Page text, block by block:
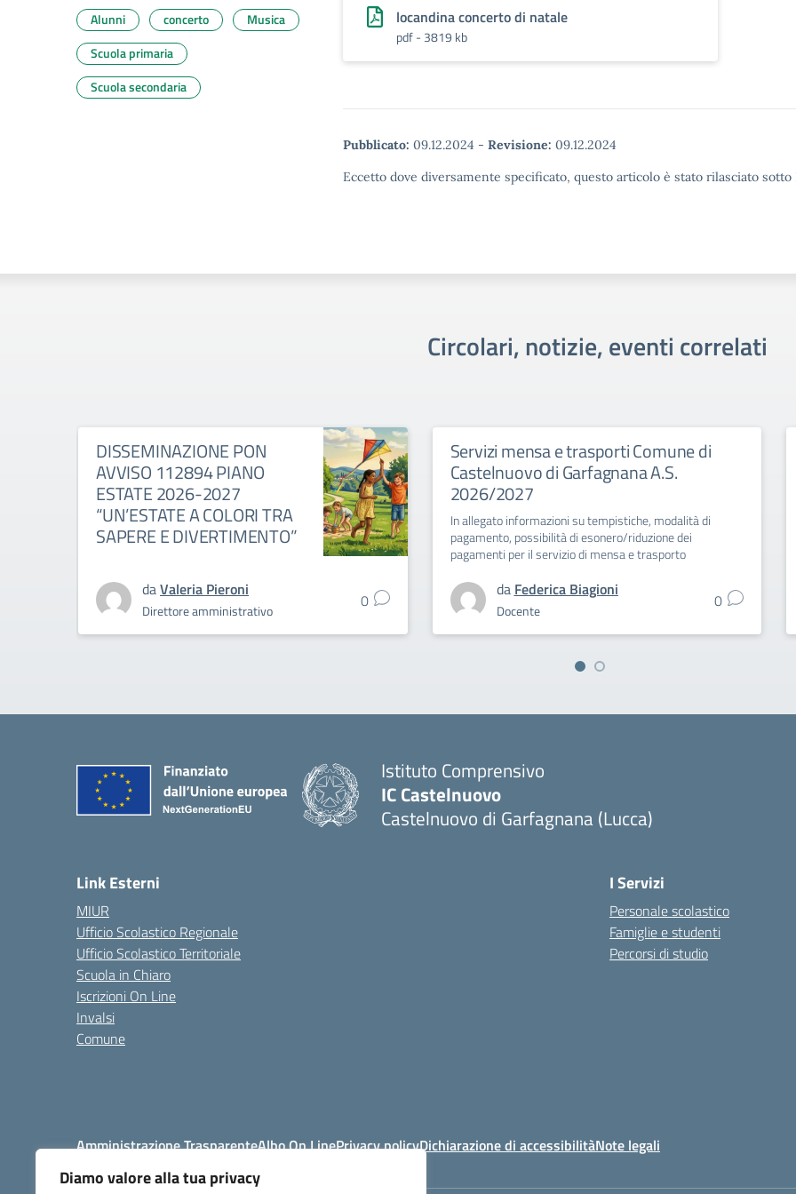
Diamo valore alla tua privacy
locandina concerto di natale
pdf - 3819 kb
Pubblicato: 09.12.2024 - Revisione: 09.12.2024
Eccetto dove diversamente specificato, questo articolo è stato rilasciato
Alunni concerto
Musica
Scuola primaria
Scuola secondaria
Circolari, notizie, eventi correlati
DISSEMINAZIONE PON
AVVISO 112894 PIANO
ESTATE 2026-2027
“UN’ESTATE A COLORI TRA
SAPERE E DIVERTIMENTO”
daValeria Pieroni
Direttore amministrativo 0
Servizi mensa e trasporti Comune di
Castelnuovo di Garfagnana A.S.
2026/2027
In allegato informazioni su tempistiche, modalità di
pagamento, possibilità di esonero/riduzione dei
pagamenti per il servizio di mensa e trasporto
da Federica Biagioni
Docente 0
Istituto Comprensivo
IC Castelnuovo
Castelnuovo di Garfagnana (Lucca)
Link Esterni
MIUR
Ufficio Scolastico Regionale
Ufficio Scolastico Territoriale
Scuola in Chiaro
Iscrizioni On Line
Invalsi
Comune
I Servizi
Personale scolastico
Famiglie e studenti
Percorsi di studio
Amministrazione TrasparenteAlbo On LinePrivacy policyDichiarazione di accessibilitàNote legali